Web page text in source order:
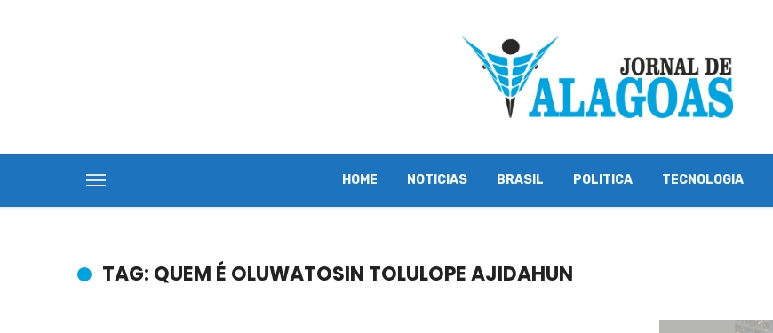
HOME NOTICIAS BRASIL POLITICA TECNOLOGIA
TAG: QUEM É OLUWATOSIN TOLULOPE AJIDAHUN